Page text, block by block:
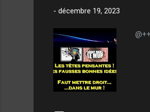
- décembre 19, 2023